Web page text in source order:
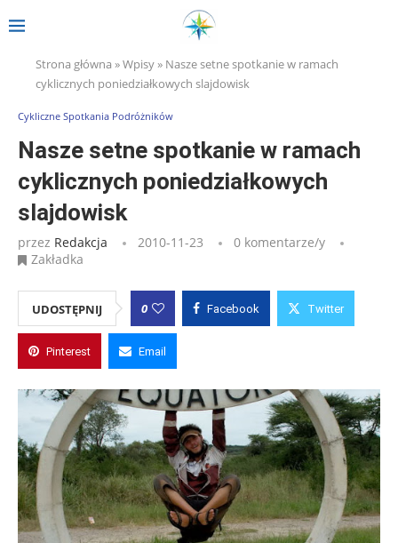
Strona główna »Wpisy» Nasze setne spotkanie w ramach
cyklicznych poniedziałkowych slajdowisk
Cykliczne Spotkania Podróżników
Nasze setne spotkanie w ramach
cyklicznych poniedziałkowych
slajdowisk
przez Redakcja 2010-11-23
0 komentarze/y
Zakładka
UDOSTĘPNIJ 0 Facebook Twitter
Pinterest Email